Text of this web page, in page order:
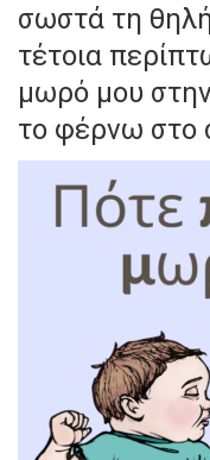
σωστά τη
τέτοια
μωρό μου
το φέρνω στο